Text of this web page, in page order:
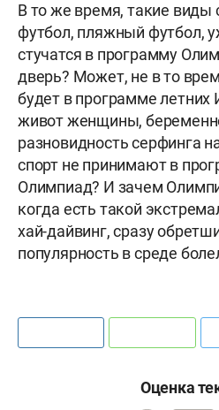
В то же время, такие виды
футбол, пляжный футбол,
стучатся в программу
дверь? Может, не в то
будет в программе летних
живот женщины,
разновидность серфинга
спорт не принимают в
Олимпиад? И зачем
когда есть такой
хай-дайвинг, сразу
популярность в среде
Оценка